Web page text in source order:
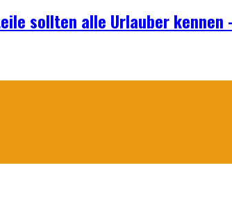
sollten alle Urlauber kennen